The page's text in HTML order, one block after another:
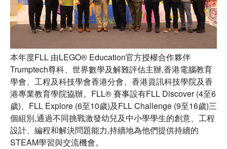
本年度FLL 由LEGO® Education官方授權合作夥伴
Trumptech尊科、世界數學及解難評估主辦,香港電腦教育
學會、工程及科技學會香港分會、香港資訊科技學院及香
港專業教育學院協辦。FLL® 賽事設有FLL Discover (4至6
歲)、FLL Explore (6至10歲)及FLL Challenge (9至16歲)三
個組別,通過不同挑戰激發幼兒及中小學學生的創意、工程
設計、編程和解決問題能力,持續地為他們提供持續的
STEAM學習與交流機會。